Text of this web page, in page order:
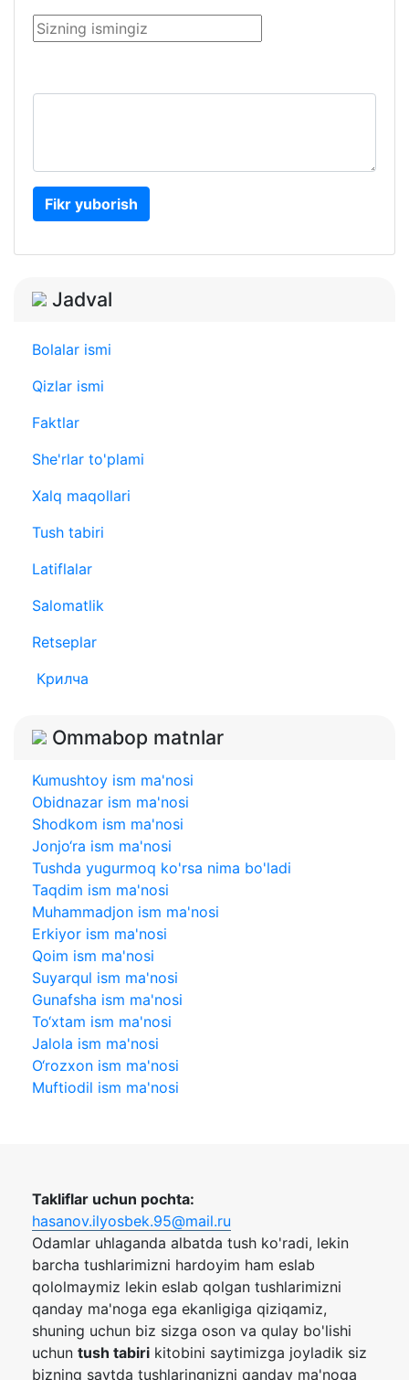
Fikr yuborish
Jadval
Bolalar ismi
Qizlar ismi
Faktlar
She'rlar to'plami
Xalq maqollari
Tush tabiri
Latiflalar
Salomatlik
Retseplar
Крилча
Ommabop matnlar
Kumushtoy ism ma'nosi
Obidnazar ism ma'nosi
Shodkom ism ma'nosi
Jonjo‘ra ism ma'nosi
Tushda yugurmoq ko'rsa nima bo'ladi
Taqdim ism ma'nosi
Muhammadjon ism ma'nosi
Erkiyor ism ma'nosi
Qoim ism ma'nosi
Suyarqul ism ma'nosi
Gunafsha ism ma'nosi
To‘xtam ism ma'nosi
Jalola ism ma'nosi
O‘rozxon ism ma'nosi
Muftiodil ism ma'nosi
Takliflar uchun pochta:
hasanov.ilyosbek.95@mail.ru
Odamlar uhlaganda albatda tush ko'radi, lekin
barcha tushlarimizni hardoyim ham eslab
qololmaymiz lekin eslab qolgan tushlarimizni
qanday ma'noga ega ekanligiga qiziqamiz,
shuning uchun biz sizga oson va qulay bo'lishi
uchun tush tabiri kitobini saytimizga joyladik siz
bizning saytda tushlaringnizni qanday ma'noga